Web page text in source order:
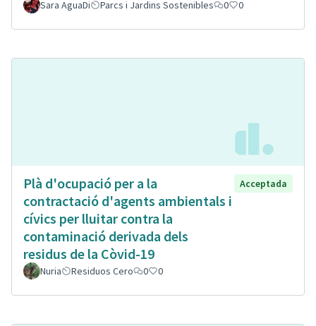
Sara AguaDi Parcs i Jardins Sostenibles 0 0
Plà d'ocupació per a la
contractació d'agents ambientals i
cívics per lluitar contra la
contaminació derivada dels
residus de la Còvid-19
Acceptada
Nuria Residuos Cero 0 0